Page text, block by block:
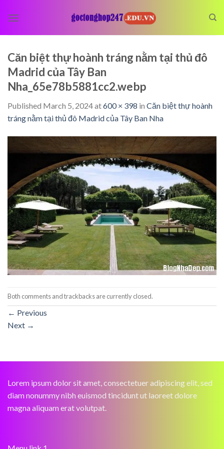
Căn biệt thự hoành tráng nằm tại thủ đô
Madrid của Tây Ban
Nha_65e78b5881cc2.webp
Published March 5, 2024at600 × 398 in Căn biệt thự hoành
tráng nằm tại thủ đô Madrid của Tây Ban Nha
Both comments and trackbacks are currently closed.
← Previous
Next →
Lorem ipsum dolor sit amet, consectetuer adipiscing elit, sed
diam nonummy nibh euismod tincidunt ut laoreet dolore
magna aliquam erat volutpat.